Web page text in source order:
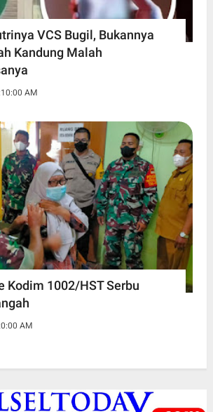
VCS Bugil, Bukannya
Kandung Malah
AM
Kodim 1002/HST Serbu
AM